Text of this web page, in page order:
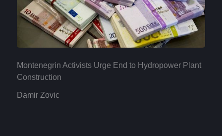
Montenegrin Activists Urge End to Hydropower Plant
Construction
Damir Zovic